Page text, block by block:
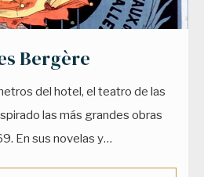
Bergère
del hotel, el teatro de las
las más grandes obras
En sus novelas y…